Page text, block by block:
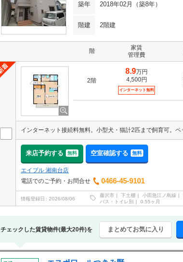
築年 2018年02月（築8年）
階建 2階建
階
家賃
管理費
2階
8.9万円
4,500円
インターネット無料
来店予約する 無料 空室確認する 無料
エイブル 湘南台店
電話でのご予約・お問合せ
0466-45-9101
情報登録日 2026/08/06
藤沢市 下土棚 小田急江ノ島線
バス・トイレ別
0.55ヶ月
チェックした賃貸物件(最大20件)を まとめてお気に入り